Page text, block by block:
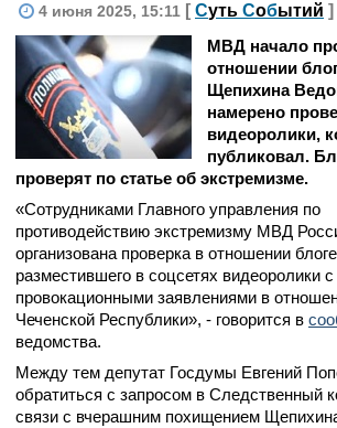
4 июня 2025, 15:11 [ Суть Событий ]
МВД начало
отношении
Щепихина
намерено
видеоролики,
публиковал.
проверят по статье об экстремизме.
«Сотрудниками Главного управления по
противодействию экстремизму МВД
организована проверка в отношении
разместившего в соцсетях видеоролики с
провокационными заявлениями в
Чеченской Республики», - говорится в
ведомства.
Между тем депутат Госдумы Евгений
обратиться с запросом в Следственный
связи с вчерашним похищением